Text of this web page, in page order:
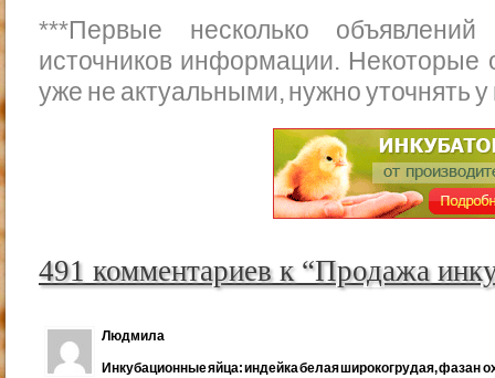
***Первые несколько
источников информации. Некоторые
уже не актуальными, нужно уточнять
491 комментариев к “Продажа
Людмила
Инкубационные яйца: индейка белая широкогрудая, фазан